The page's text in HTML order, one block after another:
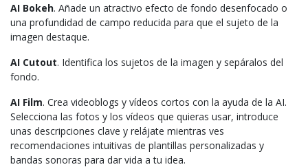
AI Bokeh. Añade un atractivo efecto de fondo desenfocado o
una profundidad de campo reducida para que el sujeto de la
imagen destaque.
AI Cutout. Identifica los sujetos de la imagen y sepáralos del
fondo.
AI Film. Crea videoblogs y vídeos cortos con la ayuda de la AI.
Selecciona las fotos y los vídeos que quieras usar, introduce
unas descripciones clave y relájate mientras ves
recomendaciones intuitivas de plantillas personalizadas y
bandas sonoras para dar vida a tu idea.